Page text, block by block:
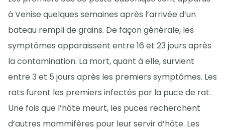
à Venise quelques semaines après l’arrivée d’un
bateau rempli de grains. De façon générale, les
symptômes apparaissent entre 16 et 23 jours après
la contamination. La mort, quant à elle, survient
entre 3 et 5 jours après les premiers symptômes. Les
rats furent les premiers infectés par la puce de rat.
Une fois que l’hôte meurt, les puces recherchent
d’autres mammifères pour leur servir d’hôte. Les